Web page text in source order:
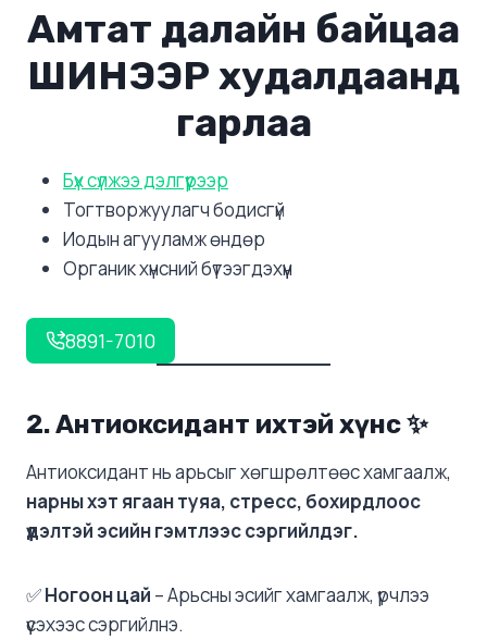
Амтат далайн байцаа
ШИНЭЭР худалдаанд
гарлаа
Бүх сүлжээ дэлгүүрээр
Тогтворжуулагч бодисгүй
Иодын агууламж өндөр
Органик хүнсний бүтээгдэхүүн
8891-7010
2. Антиоксидант ихтэй хүнс✨
Антиоксидант нь арьсыг хөгшрөлтөөс хамгаалж,
нарны хэт ягаан туяа, стресс, бохирдлоос
үүдэлтэй эсийн гэмтлээс сэргийлдэг.
✅Ногоон цай – Арьсны эсийг хамгаалж, үрчлээ
үүсэхээс сэргийлнэ.